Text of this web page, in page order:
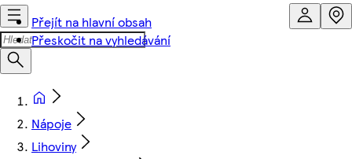
Přejít na hlavní obsah
Přeskočit na vyhledávání
Nápoje
Lihoviny